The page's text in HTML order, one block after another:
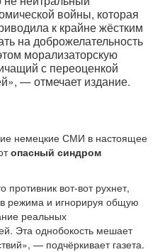
войны, которая
к крайне жёстким
на доброжелательность
морализаторскую
с переоценкой
— отмечает издание.
немецкие СМИ в настоящее
опасный синдром
вот-вот рухнет,
режима и игнорируя общую
реальных
Эта однобокость мешает
— подчёркивает газета.